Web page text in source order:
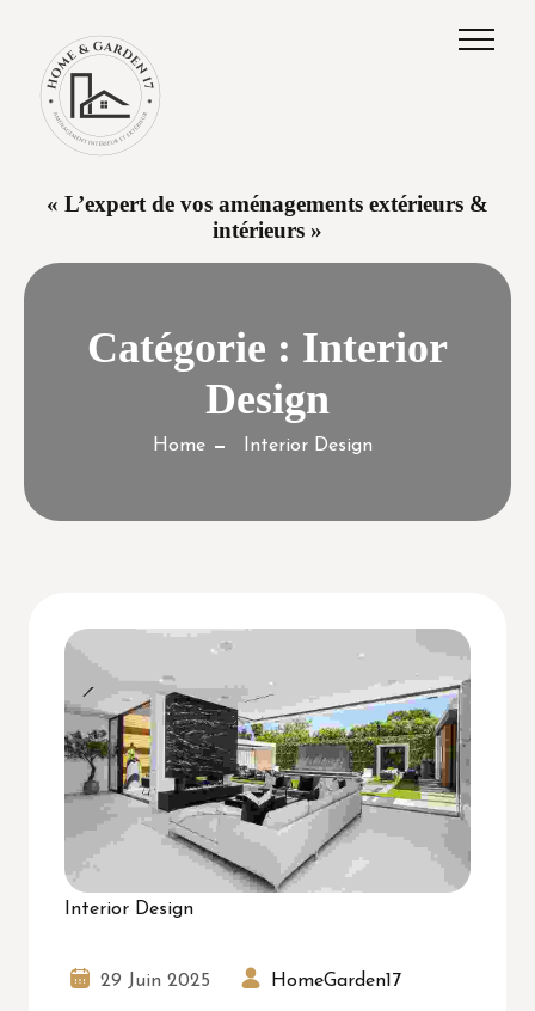
« L’expert de vos aménagements extérieurs &
intérieurs »
Catégorie : Interior
Design
Home Interior Design
Interior Design
29 Juin 2025 HomeGarden17